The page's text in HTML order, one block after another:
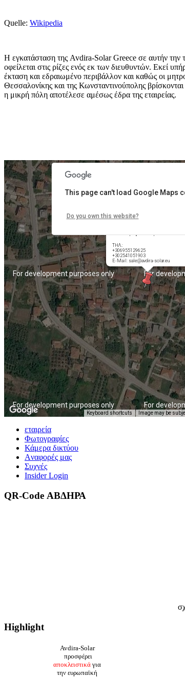
Quelle: Wikipedia
Η εγκατάσταση της Avdira-Solar Greece σε αυτήν την
οφείλεται στις ρίζες ενός εκ των διευθυντών. Εκεί
έκταση και εδραιωμένο περιβάλλον και καθώς οι
Θεσσαλονίκης και της Κωνσταντινούπολης
η μικρή πόλη αποτέλεσε αμέσως έδρα της εταιρείας.
For
For
For development purposes only
For development purposes only
Avdira-Solar
ΤΗΛ.:
+306955129625
+302541051903
E-Mail: sale@avdira-solar.eu
Keyboard shortcuts Image may be
This page can't load Google Maps
Do you own this website?
εταιρεία
Φωτογραφίες
Κάμερα δικτύου
Aναφορές μας
Συχνές
Insider Login
QR-Code ΑΒΔΗΡΑ
Highlight
Avdira-Solar
προσφέρει
αποκλειστικά για
την ευρωπαϊκή